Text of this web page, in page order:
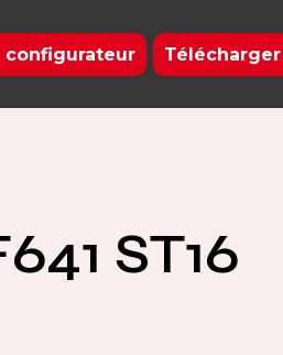
configurateur
ST16